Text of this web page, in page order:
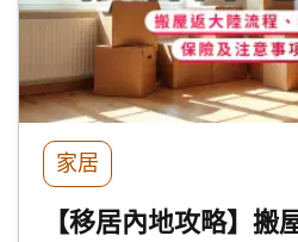
家居
【移居內地攻略】搬